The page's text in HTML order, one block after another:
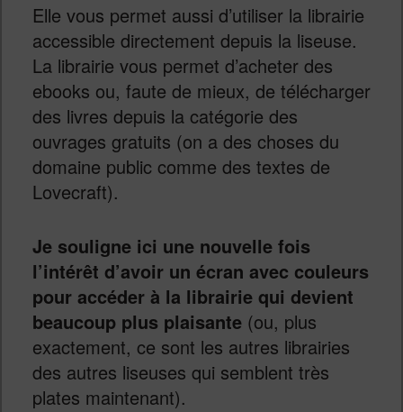
Elle vous permet aussi d’utiliser la librairie
accessible directement depuis la liseuse.
La librairie vous permet d’acheter des
ebooks ou, faute de mieux, de télécharger
des livres depuis la catégorie des
ouvrages gratuits (on a des choses du
domaine public comme des textes de
Lovecraft).
Je souligne ici une nouvelle fois
l’intérêt d’avoir un écran avec couleurs
pour accéder à la librairie qui devient
beaucoup plus plaisante(ou, plus
exactement, ce sont les autres librairies
des autres liseuses qui semblent très
plates maintenant).